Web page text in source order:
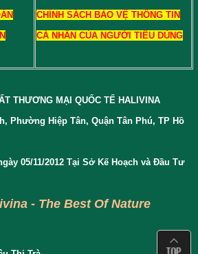
CHÍNH SÁCH BẢO VỆ THÔNG TIN
CÁ NHÂN CỦA NGƯỜI TIÊU DÙNG
THƯƠNG MẠI QUỐC TẾ HALIVINA
Phường Hiệp Tân, Quận Tân Phú, TP Hồ
05/11/2012 Tại Sở Kế Hoạch và Đầu Tư